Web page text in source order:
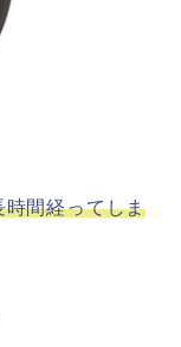
時間経ってしま